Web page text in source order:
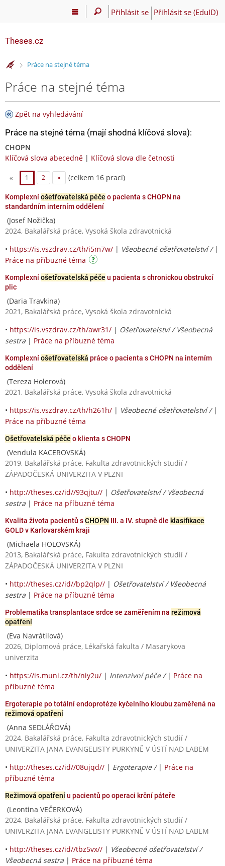
Přihlásit se Přihlásit se (EduID)
Theses.cz
>Práce na stejné téma
Práce na stejné téma
Zpět na vyhledávání
Práce na stejné téma (mají shodná klíčová slova):
CHOPN
Klíčová slova abecedně | Klíčová slova dle četnosti
« 1 2 » (celkem 16 prací)
Komplexníošetřovatelská péče o pacienta s CHOPN na
standardním interním oddělení
(Josef Nožička)
2024, Bakalářská práce, Vysoká škola zdravotnická
• https://is.vszdrav.cz/th/i5m7w/ | Všeobecné ošetřovatelství / |
Práce na příbuzné téma
Komplexníošetřovatelská péče u pacienta s chronickou obstrukcí
plic
(Daria Travkina)
2021, Bakalářská práce, Vysoká škola zdravotnická
• https://is.vszdrav.cz/th/awr31/ | Ošetřovatelství / Všeobecná
sestra | Práce na příbuzné téma
Komplexníošetřovatelská práce o pacienta s CHOPN na interním
oddělení
(Tereza Holerová)
2021, Bakalářská práce, Vysoká škola zdravotnická
• https://is.vszdrav.cz/th/h261h/ | Všeobecné ošetřovatelství / |
Práce na příbuzné téma
Ošetřovatelská péče o klienta s CHOPN
(Vendula KACEROVSKÁ)
2019, Bakalářská práce, Fakulta zdravotnických studií /
ZÁPADOČESKÁ UNIVERZITA V PLZNI
• http://theses.cz/id//93qjtu// | Ošetřovatelství / Všeobecná
sestra | Práce na příbuzné téma
Kvalita života pacientů sCHOPN III. a IV. stupně dle klasifikace
GOLD v Karlovarském kraji
(Michaela HOLOVSKÁ)
2013, Bakalářská práce, Fakulta zdravotnických studií /
ZÁPADOČESKÁ UNIVERZITA V PLZNI
• http://theses.cz/id//bp2qlp// | Ošetřovatelství / Všeobecná
sestra | Práce na příbuzné téma
Problematika transplantace srdce se zaměřením na režimová
opatření
(Eva Navrátilová)
2026, Diplomová práce, Lékařská fakulta / Masarykova
univerzita
• https://is.muni.cz/th/niy2u/ | Intenzivní péče / | Práce na
příbuzné téma
Ergoterapie po totální endoprotéze kyčelního kloubu zaměřená na
režimová opatření
(Anna SEDLÁŘOVÁ)
2024, Bakalářská práce, Fakulta zdravotnických studií /
UNIVERZITA JANA EVANGELISTY PURKYNĚ V ÚSTÍ NAD LABEM
• http://theses.cz/id//08ujqd// | Ergoterapie / | Práce na
příbuzné téma
Režimová opatřeníu pacientů po operaci krční páteře
(Leontina VEČERKOVÁ)
2024, Bakalářská práce, Fakulta zdravotnických studií /
UNIVERZITA JANA EVANGELISTY PURKYNĚ V ÚSTÍ NAD LABEM
• http://theses.cz/id//tbz5vx// | Všeobecné ošetřovatelství /
Všeobecná sestra | Práce na příbuzné téma